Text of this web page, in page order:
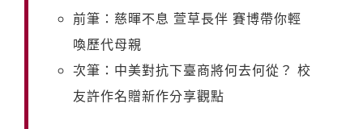
前筆：慈暉不息 萱草長伴 賽博帶你輕
喚歷代母親
次筆：中美對抗下臺商將何去何從？ 校
友許作名贈新作分享觀點